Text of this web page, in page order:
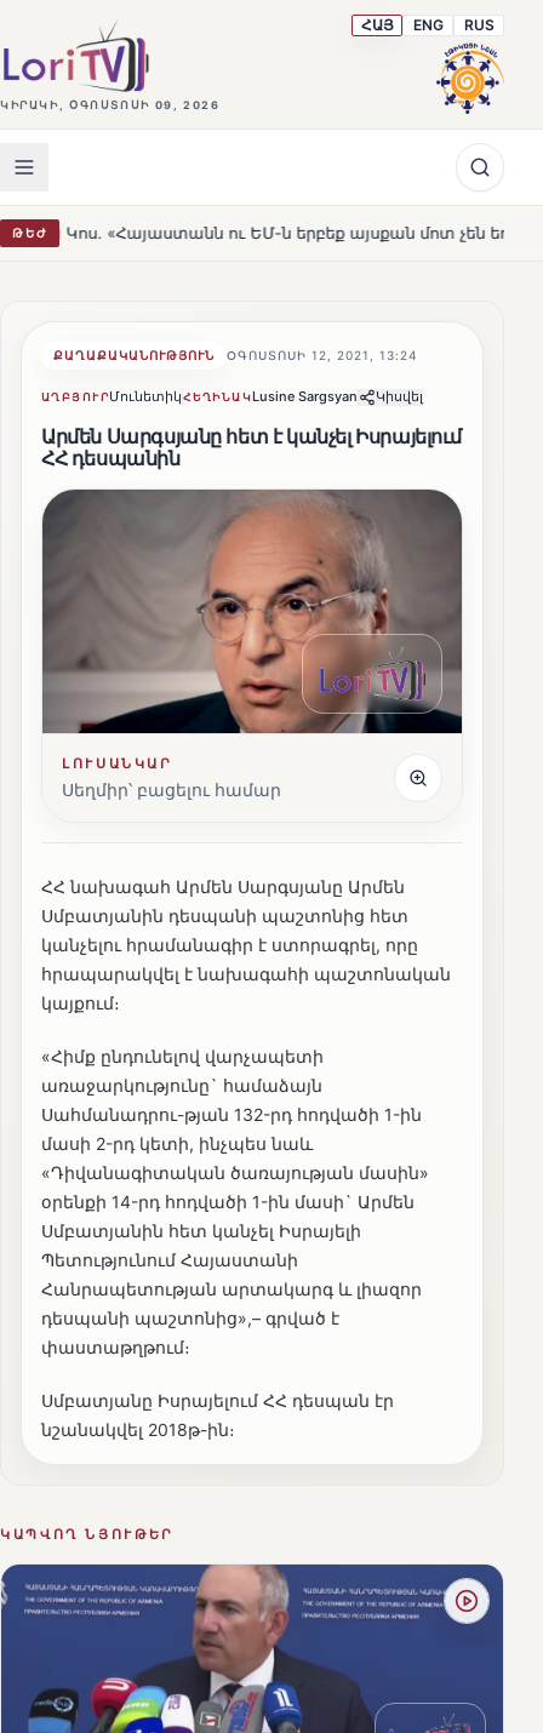
ԿԻՐԱԿԻ, ՕԳՈՍՏՈՍԻ 09, 2026
ՀԱՅ ENG RUS
ԹԵԺ ու ԵՄ-ն երբեք այսքան մոտ չեն եղել» HOT
ՔԱՂԱՔԱԿԱՆՈՒԹՅՈՒՆ ՕԳՈՍՏՈՍԻ 12, 2021, 13:24
ԱՂԲՅՈՒՐՄունետիկՀԵՂԻՆԱԿLusine Sargsyan Կիսվել
Արմեն Սարգսյանը հետ է կանչել Իսրայելում
ՀՀ դեսպանին
ԼՈՒՍԱՆԿԱՐ
Սեղմիր՝ բացելու համար
ՀՀ նախագահ Արմեն Սարգսյանը Արմեն
Սմբատյանին դեսպանի պաշտոնից հետ
կանչելու հրամանագիր է ստորագրել, որը
հրապարակվել է նախագահի պաշտոնական
կայքում։
«Հիմք ընդունելով վարչապետի
առաջարկությունը` համաձայն
Սահմանադրու-թյան 132-րդ հոդվածի 1-ին
մասի 2-րդ կետի, ինչպես նաև
«Դիվանագիտական ծառայության մասին»
օրենքի 14-րդ հոդվածի 1-ին մասի` Արմեն
Սմբատյանին հետ կանչել Իսրայելի
Պետությունում Հայաստանի
Հանրապետության արտակարգ և լիազոր
դեսպանի պաշտոնից»,– գրված է
փաստաթղթում։
Սմբատյանը Իսրայելում ՀՀ դեսպան էր
նշանակվել 2018թ-ին։
ԿԱՊՎՈՂ ՆՅՈՒԹԵՐ